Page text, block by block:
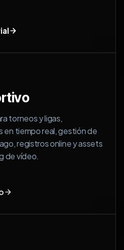
torneos y ligas,
en tiempo real, gestión de
registros online y assets
de vídeo.